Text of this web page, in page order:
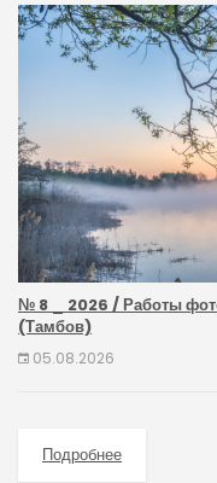
№ 8 _ 2026 / Работы
(Тамбов)
05.08.2026
Подробнее